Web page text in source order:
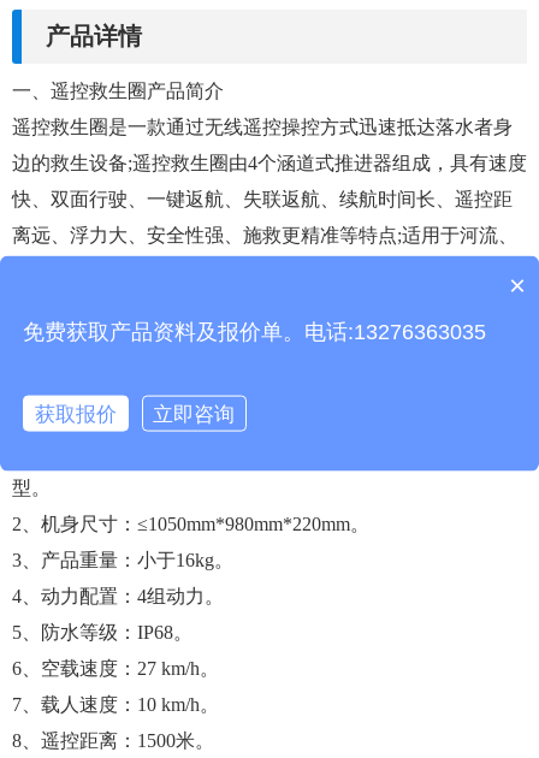
产品详情
一、遥控救生圈产品简介
遥控救生圈是一款通过无线遥控操控方式迅速抵达落水者身
边的救生设备;遥控救生圈由4个涵道式推进器组成，具有速度
快、双面行驶、一键返航、失联返航、续航时间长、遥控距
离远、浮力大、安全性强、施救更精准等特点;适用于河流、
速度快、双面行驶、一键返航、失联返航、精准定位、自动
三、遥控救生圈技术参数
型。
2、机身尺寸：≤1050mm*980mm*220mm。
3、产品重量：小于16kg。
4、动力配置：4组动力。
5、防水等级：IP68。
6、空载速度：27 km/h。
7、载人速度：10 km/h。
8、遥控距离：1500米。
产品包含安装吗？
×
免费获取产品资料及报价单。电话:13276363035
获取报价 立即咨询